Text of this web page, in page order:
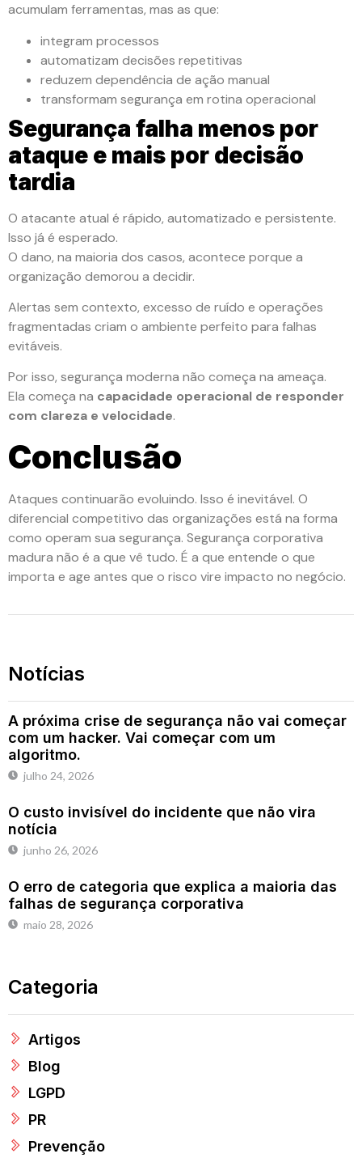
acumulam ferramentas, mas as que:
integram processos
automatizam decisões repetitivas
reduzem dependência de ação manual
transformam segurança em rotina operacional
Segurança falha menos por
ataque e mais por decisão
tardia
O atacante atual é rápido, automatizado e persistente.
Isso já é esperado.
O dano, na maioria dos casos, acontece porque a
organização demorou a decidir.
Alertas sem contexto, excesso de ruído e operações
fragmentadas criam o ambiente perfeito para falhas
evitáveis.
Por isso, segurança moderna não começa na ameaça.
Ela começa na capacidade operacional de responder
com clareza e velocidade.
Conclusão
Ataques continuarão evoluindo. Isso é inevitável. O
diferencial competitivo das organizações está na forma
como operam sua segurança. Segurança corporativa
madura não é a que vê tudo. É a que entende o que
importa e age antes que o risco vire impacto no negócio.
Notícias
A próxima crise de segurança não vai começar
com um hacker. Vai começar com um
algoritmo.
julho 24, 2026
O custo invisível do incidente que não vira
notícia
junho 26, 2026
O erro de categoria que explica a maioria das
falhas de segurança corporativa
maio 28, 2026
Categoria
Artigos
Blog
LGPD
PR
Prevenção